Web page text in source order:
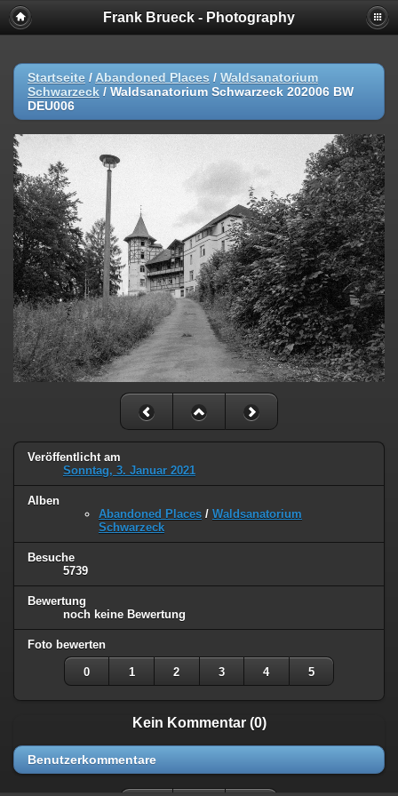
Frank Brueck - Photography
Startseite / Abandoned Places / Waldsanatorium
Schwarzeck / Waldsanatorium Schwarzeck 202006 BW
DEU006
Veröffentlicht am
Sonntag, 3. Januar 2021
Alben
Abandoned Places / Waldsanatorium
Schwarzeck
Besuche
5739
Bewertung
noch keine Bewertung
Foto bewerten
0 1 2 3 4 5
Kein Kommentar (0)
Benutzerkommentare